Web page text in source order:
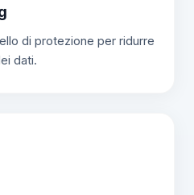
di protezione per ridurre
dati.